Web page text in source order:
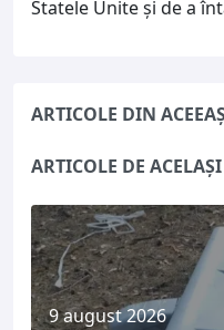
Statele Unite și de a
ARTICOLE
9 august 2026